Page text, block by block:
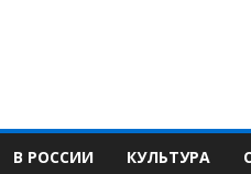
В РОССИИ КУЛЬТУРА